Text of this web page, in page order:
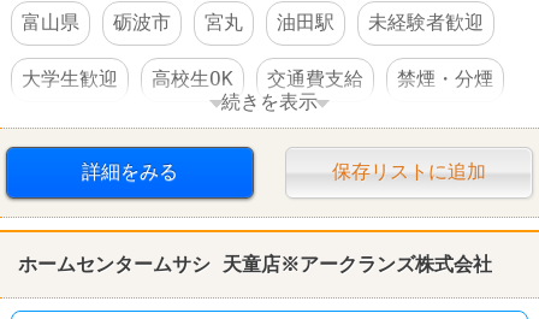
富山県
砺波市 宮丸 油田駅 未経験者歓迎
大学生歓迎 高校生OK 交通費支給 禁煙・分煙
ホームセンター ホームセンタームサシ
続きを表示
詳細をみる 保存リストに追加
ホームセンタームサシ 天童店※アークランズ株式会社